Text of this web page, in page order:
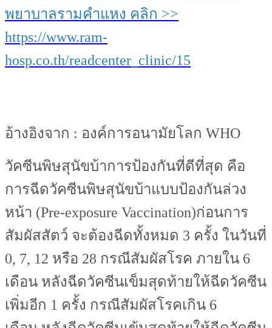
พยาบาลรามคำแหง คลิก >>
https://www.ram-
hosp.co.th/readcenter_clinic/15
อ้างอิงจาก : องค์การอนามัยโลก WHO
วัคซีนพิษสุนัขบ้าการป้องกันที่ดีที่สุด คือ
การฉีดวัคซีนพิษสุนัขบ้าแบบป้องกันล่วง
หน้า (Pre-exposure Vaccination)ก่อนการ
สัมผัสสัตว์ จะต้องฉีดทั้งหมด 3 ครั้ง ในวันที่
0, 7, 12 หรือ 28 กรณีสัมผัสโรค ภายใน 6
เดือน หลังฉีดวัคซีนเข็มสุดท้ายให้ฉีดวัคซีน
เพิ่มอีก 1 ครั้ง กรณีสัมผัสโรคเกิน 6